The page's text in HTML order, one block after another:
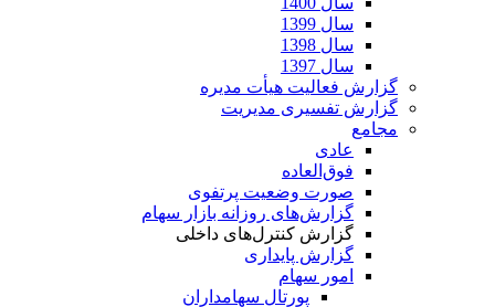
سال 1399
سال 1398
سال 1397
گزارش فعالیت هیأت مدیره
گزارش تفسیری مدیریت
مجامع
عادی
فوق‌العاده
صورت وضعیت پرتفوی
گزارش‌های روزانه بازار سهام
گزارش کنترل‌های داخلی
گزارش پایداری
امور سهام
پورتال سهامداران